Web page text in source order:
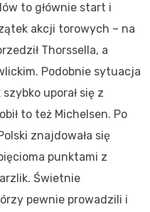
to głównie start i
akcji torowych – na
Thorssella, a
Podobnie sytuacja
uporał się z
to też Michelsen. Po
znajdowała się
punktami z
Świetnie
pewnie prowadzili i